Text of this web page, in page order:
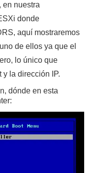
en nuestra
donde
aquí mostraremos
de ellos ya que el
lo único que
y la dirección IP.
dónde en esta